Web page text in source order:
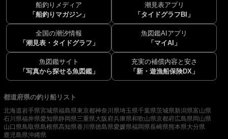
船釣りメディア
「船釣りマガジン」
潮見表アプリ
「タイドグラフBI」
全国の潮汐情報
「潮見表・タイドグラフ」
魚図鑑AIアプリ
「マイAI」
魚図鑑サイト
「写真から探せる魚図鑑」
充実の補償内容と安さ
「新・遊漁船保険DX」
都道府県の釣り船リスト
北海道岩手県宮城県福島県東京都神奈川県埼玉県千葉県茨城県新潟県富山県
石川県福井県愛知県静岡県三重県大阪府兵庫県和歌山県京都府広島県岡山県
山口県鳥取県島根県高知県香川県徳島県愛媛県福岡県長崎県熊本県大分県
鹿児島県沖縄県